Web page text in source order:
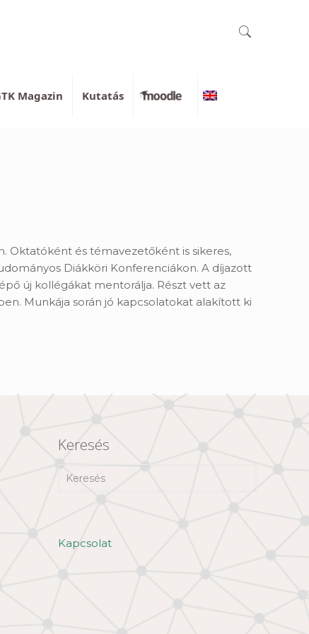
Magazin Kutatás Moodle English
Oktatóként és témavezetőként is sikeres,
Diákköri Konferenciákon. A díjazott
új kollégákat mentorálja. Részt vett az
Munkája során jó kapcsolatokat alakított ki
Keresés
Kapcsolat